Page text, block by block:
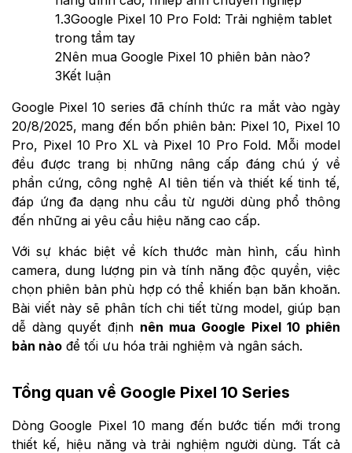
1.3Google Pixel 10 Pro Fold: Trải nghiệm tablet
trong tầm tay
2Nên mua Google Pixel 10 phiên bản nào?
3Kết luận
Google Pixel 10 series đã chính thức ra mắt vào ngày
20/8/2025, mang đến bốn phiên bản: Pixel 10, Pixel 10
Pro, Pixel 10 Pro XL và Pixel 10 Pro Fold. Mỗi model
đều được trang bị những nâng cấp đáng chú ý về
phần cứng, công nghệ AI tiên tiến và thiết kế tinh tế,
đáp ứng đa dạng nhu cầu từ người dùng phổ thông
đến những ai yêu cầu hiệu năng cao cấp.
Với sự khác biệt về kích thước màn hình, cấu hình
camera, dung lượng pin và tính năng độc quyền, việc
chọn phiên bản phù hợp có thể khiến bạn băn khoăn.
Bài viết này sẽ phân tích chi tiết từng model, giúp bạn
dễ dàng quyết định nên mua Google Pixel 10 phiên
bản nào để tối ưu hóa trải nghiệm và ngân sách.
Tổng quan về Google Pixel 10 Series
Dòng Google Pixel 10 mang đến bước tiến mới trong
thiết kế, hiệu năng và trải nghiệm người dùng. Tất cả